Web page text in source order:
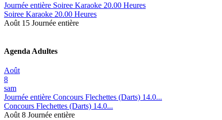
Journée entière Soiree Karaoke 20.00 Heures
Soiree Karaoke 20.00 Heures
Août 15 Journée entière
Agenda Adultes
Août
8
sam
Journée entière Concours Flechettes (Darts) 14.0...
Concours Flechettes (Darts) 14.0...
Août 8 Journée entière